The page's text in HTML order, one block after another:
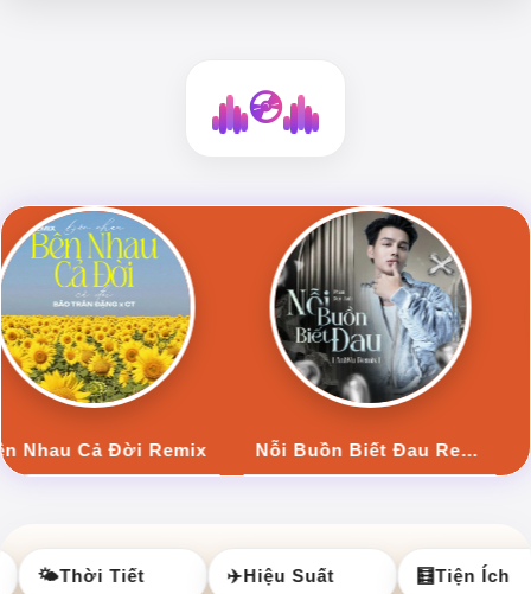
💿
Một cuộc tình lỡ ...
Thời Tiết Hiệu Suất Tiện Ích